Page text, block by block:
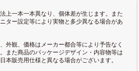
上一本一本異なり、個体差が生じます。また
ター設定等により実物と多少異なる場合があ
外観、価格はメーカー都合等により予告なく
また商品のパッケージデザイン・内容物等は
本販売用仕様と異なる場合がございます。